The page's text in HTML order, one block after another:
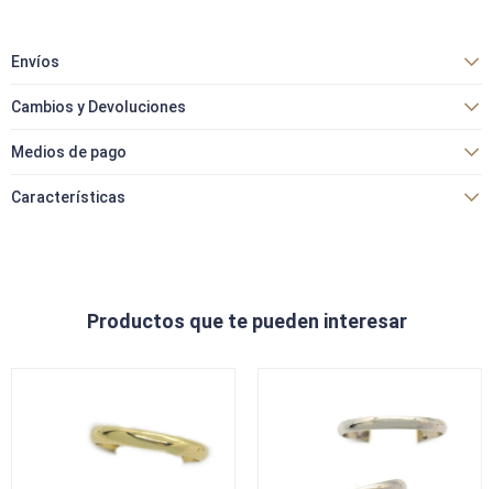
Envíos
Cambios y Devoluciones
Medios de pago
Características
Productos que te pueden interesar